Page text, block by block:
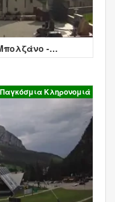
-
Παγκόσμια Κληρονομιά